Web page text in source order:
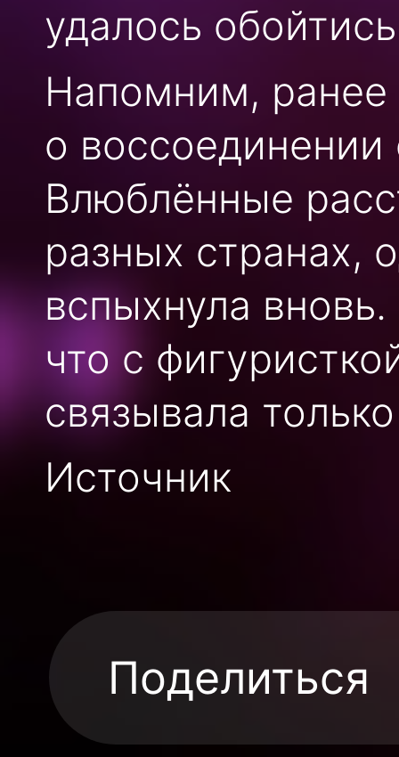
удалось
Напомним, ранее
о
Влюблённые
разных странах,
вспыхнула
что с
связывала
Источник
Поделиться